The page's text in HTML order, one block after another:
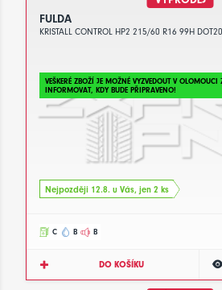
FULDA
KRISTALL CONTROL HP2 215/60 R16 99H
VEŠKERÉ ZBOŽÍ JE MOŽNÉ VYZVEDOUT V
INFORMOVAT, KDY BUDE PŘIPRAVENO!
Nejpozději 12.8. u Vás, jen 2 ks
C B B
DO KOŠÍKU